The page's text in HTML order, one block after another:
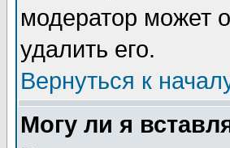
модератор может
удалить его.
Вернуться к
Могу ли я